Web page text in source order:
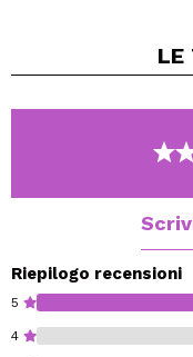
più intenso, a
secondi.
LE
Riepilogo recensioni
5
4